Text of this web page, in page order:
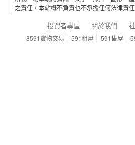
之責任，本站概不負責也不承擔任何法律責任
投資者專區 關於我們
8591寶物交易 591租屋 591售屋